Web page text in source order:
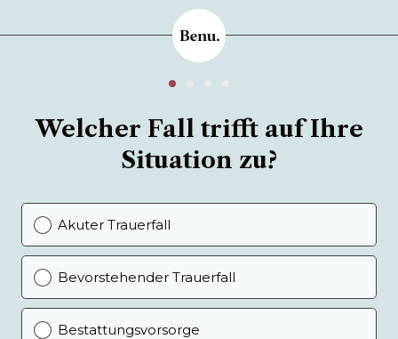
Welcher Fall trifft auf Ihre
Situation zu?
Akuter Trauerfall
Bevorstehender Trauerfall
Bestattungsvorsorge